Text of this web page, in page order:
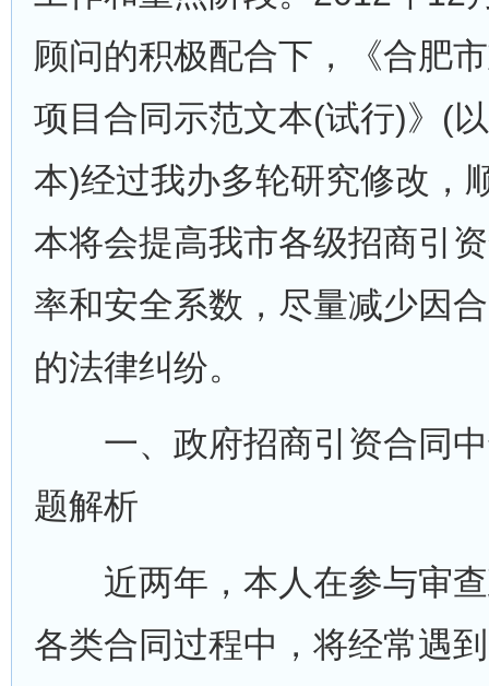
顾问的积极配合下，《合肥
项目合同示范文本(试行)》(
本)经过我办多轮研究修改，
本将会提高我市各级招商引
率和安全系数，尽量减少因
的法律纠纷。
一、政府招商引资合同中
题解析
近两年，本人在参与审查
各类合同过程中，将经常遇